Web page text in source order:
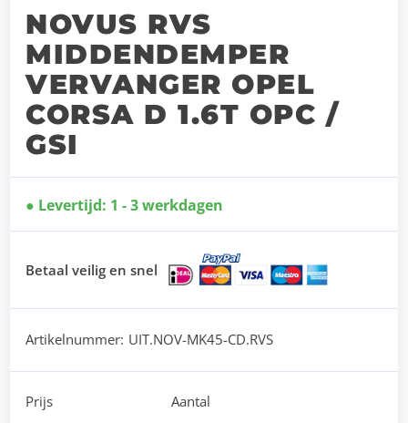
NOVUS RVS
MIDDENDEMPER
VERVANGER OPEL
CORSA D 1.6T OPC /
GSI
Levertijd: 1 - 3 werkdagen
Betaal veilig en snel
Artikelnummer: UIT.NOV-MK45-CD.RVS
Prijs
Aantal